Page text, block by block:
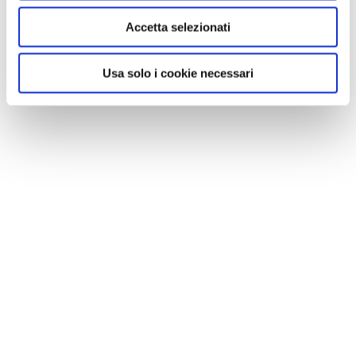
Accetta selezionati
Usa solo i cookie necessari